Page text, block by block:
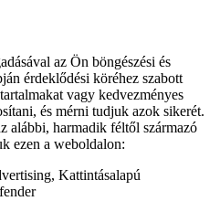
az Ön böngészési és
érdeklődési köréhez szabott
vagy kedvezményes
és mérni tudjuk azok sikerét.
alábbi, harmadik féltől származó
ezen a weboldalon:
Kattintásalapú